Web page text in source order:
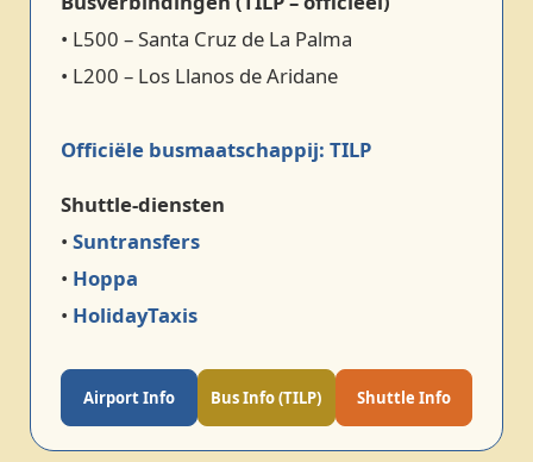
• L500 – Santa Cruz de La Palma
• L200 – Los Llanos de Aridane
Officiële busmaatschappij: TILP
Shuttle‑diensten
• Suntransfers
• Hoppa
• HolidayTaxis
Airport Info Bus Info (TILP) Shuttle Info